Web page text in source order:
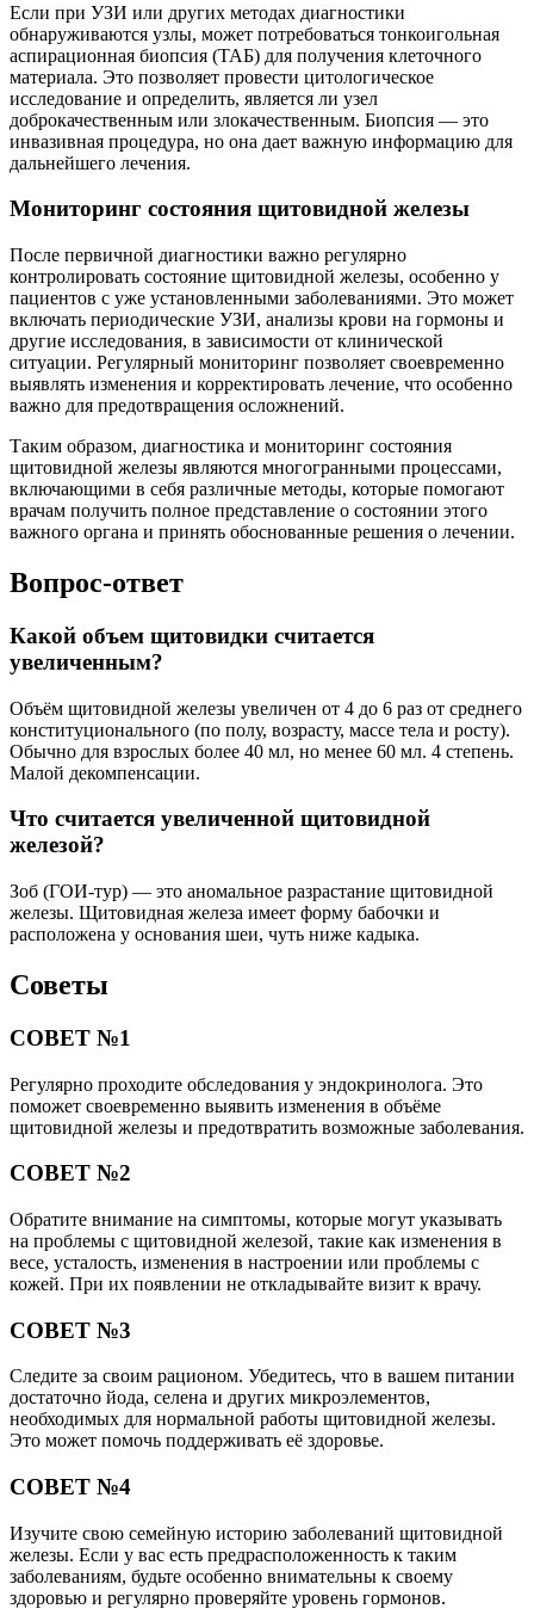
Если при УЗИ или других методах диагностики
обнаруживаются узлы, может потребоваться тонкоигольная
аспирационная биопсия (ТАБ) для получения клеточного
материала. Это позволяет провести цитологическое
исследование и определить, является ли узел
доброкачественным или злокачественным. Биопсия — это
инвазивная процедура, но она дает важную информацию для
дальнейшего лечения.
Мониторинг состояния щитовидной железы
После первичной диагностики важно регулярно
контролировать состояние щитовидной железы, особенно у
пациентов с уже установленными заболеваниями. Это может
включать периодические УЗИ, анализы крови на гормоны и
другие исследования, в зависимости от клинической
ситуации. Регулярный мониторинг позволяет своевременно
выявлять изменения и корректировать лечение, что особенно
важно для предотвращения осложнений.
Таким образом, диагностика и мониторинг состояния
щитовидной железы являются многогранными процессами,
включающими в себя различные методы, которые помогают
врачам получить полное представление о состоянии этого
важного органа и принять обоснованные решения о лечении.
Вопрос-ответ
Какой объем щитовидки считается
увеличенным?
Объём щитовидной железы увеличен от 4 до 6 раз от среднего
конституционального (по полу, возрасту, массе тела и росту).
Обычно для взрослых более 40 мл, но менее 60 мл. 4 степень.
Малой декомпенсации.
Что считается увеличенной щитовидной
железой?
Зоб (ГОИ-тур) — это аномальное разрастание щитовидной
железы. Щитовидная железа имеет форму бабочки и
расположена у основания шеи, чуть ниже кадыка.
Советы
СОВЕТ №1
Регулярно проходите обследования у эндокринолога. Это
поможет своевременно выявить изменения в объёме
щитовидной железы и предотвратить возможные заболевания.
СОВЕТ №2
Обратите внимание на симптомы, которые могут указывать
на проблемы с щитовидной железой, такие как изменения в
весе, усталость, изменения в настроении или проблемы с
кожей. При их появлении не откладывайте визит к врачу.
СОВЕТ №3
Следите за своим рационом. Убедитесь, что в вашем питании
достаточно йода, селена и других микроэлементов,
необходимых для нормальной работы щитовидной железы.
Это может помочь поддерживать её здоровье.
СОВЕТ №4
Изучите свою семейную историю заболеваний щитовидной
железы. Если у вас есть предрасположенность к таким
заболеваниям, будьте особенно внимательны к своему
здоровью и регулярно проверяйте уровень гормонов.